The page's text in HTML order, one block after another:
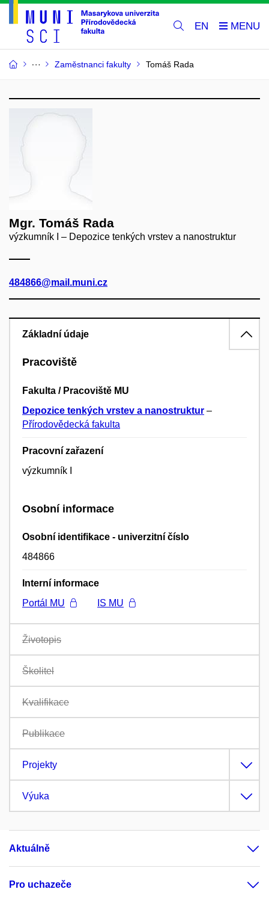
EN
Zaměstnanci fakulty Tomáš Rada
Mgr. Tomáš Rada
výzkumník I – Depozice tenkých vrstev a nanostruktur
484866@mail.muni.cz
Základní údaje
Pracoviště
Fakulta / Pracoviště MU
Depozice tenkých vrstev a nanostruktur –
Přírodovědecká fakulta
Pracovní zařazení
výzkumník I
Osobní informace
Osobní identifikace - univerzitní číslo
484866
Interní informace
Portál MU
IS MU
Životopis
Školitel
Kvalifikace
Publikace
Projekty
Výuka
Aktuálně
Pro uchazeče